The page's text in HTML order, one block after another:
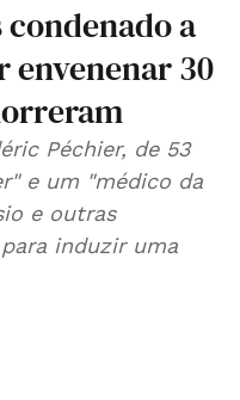
a
envenenar 30
Péchier, de 53
e um "médico da
e outras
induzir uma